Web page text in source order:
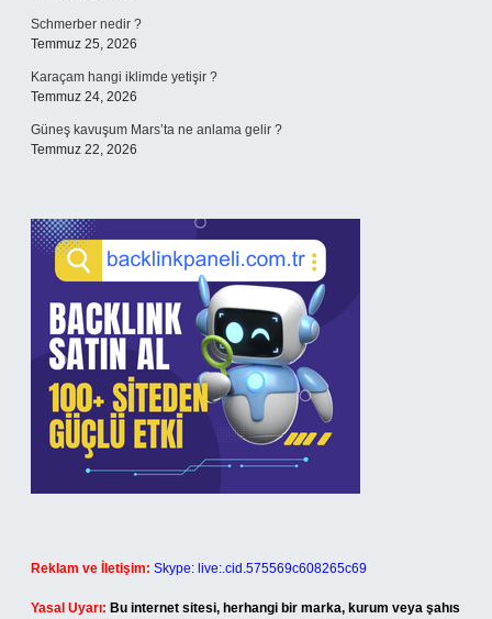
Schmerber nedir ?
Temmuz 25, 2026
Karaçam hangi iklimde yetişir ?
Temmuz 24, 2026
Güneş kavuşum Mars’ta ne anlama gelir ?
Temmuz 22, 2026
Reklam ve İletişim: Skype: live:.cid.575569c608265c69
Yasal Uyarı: Bu internet sitesi, herhangi bir marka, kurum veya şahıs